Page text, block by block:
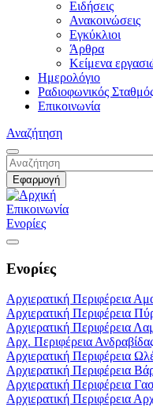
Ειδήσεις
Ανακοινώσεις
Εγκύκλιοι
Άρθρα
Κείμενα
Ημερολόγιο
Ραδιοφωνικός
Επικοινωνία
Αναζήτηση
Επικοινωνία
Ενορίες
Ενορίες
Αρχιερατική Περιφέρεια
Αρχιερατική Περιφέρεια
Αρχιερατική Περιφέρεια
Αρχ. Περιφέρεια
Αρχιερατική Περιφέρεια
Αρχιερατική Περιφέρεια
Αρχιερατική Περιφέρεια
Αρχιερατική Περιφέρεια